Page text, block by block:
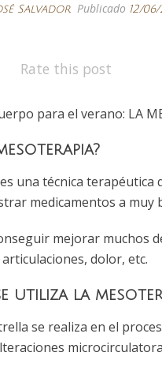
Salvador Publicado 12/
Rate this post
para el verano: LA
una técnica
medicamentos a muy
mejorar muchos
dolor, etc.
utiliza la
se realiza en el